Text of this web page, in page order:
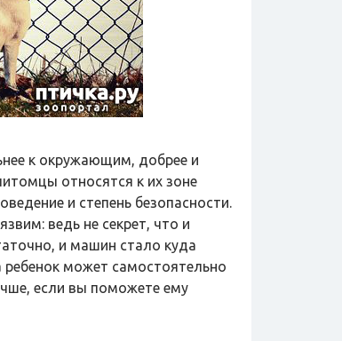
к окружающим, добрее и
относятся к их зоне
и степень безопасности.
ведь не секрет, что и
и машин стало куда
может самостоятельно
если вы поможете ему